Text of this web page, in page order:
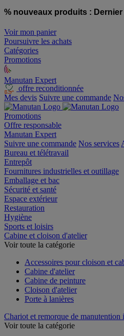
% nouveaux produits :
Voir mon panier
Poursuivre les achats
Catégories
Promotions
Manutan Expert
offre reconditionnée
Mes devis Suivre une commande
Promotions
Offre responsable
Manutan Expert
Suivre une commande Nos services
Bureau et télétravail
Entrepôt
Fournitures industrielles et outillage
Emballage et bac
Sécurité et santé
Espace extérieur
Restauration
Hygiène
Sports et loisirs
Cabine et cloison d'atelier
Voir toute la catégorie
Accessoires pour cloison et
Cabine d'atelier
Cabine de peinture
Cloison d'atelier
Porte à lanières
Chariot et remorque de manutention
Voir toute la catégorie